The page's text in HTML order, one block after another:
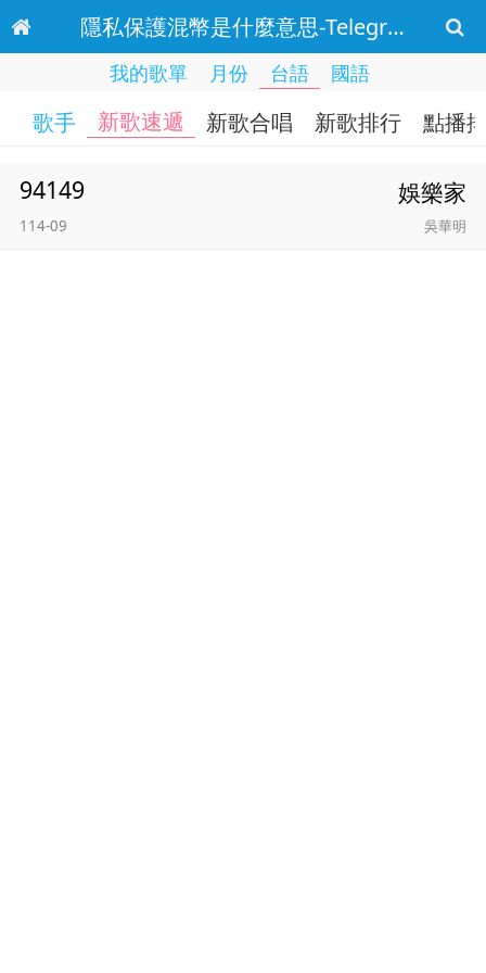
隱私保護混幣是什麼意思-Telegram:@ybgf6.cmh 台語 新歌速遞
我的歌單 月份 台語 國語
歌手 新歌速遞 新歌合唱 新歌排行 點播
94149 娛樂家
114-09 吳華明